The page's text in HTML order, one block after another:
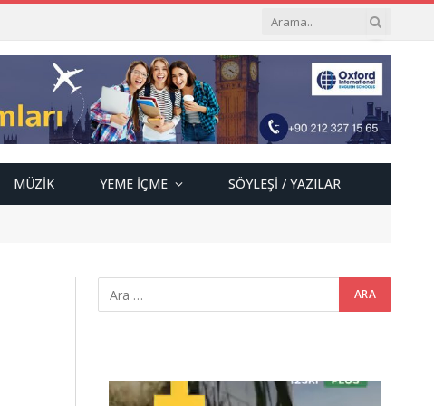
MÜZIK YEME İÇME SÖYLEŞI / YAZILAR
Video